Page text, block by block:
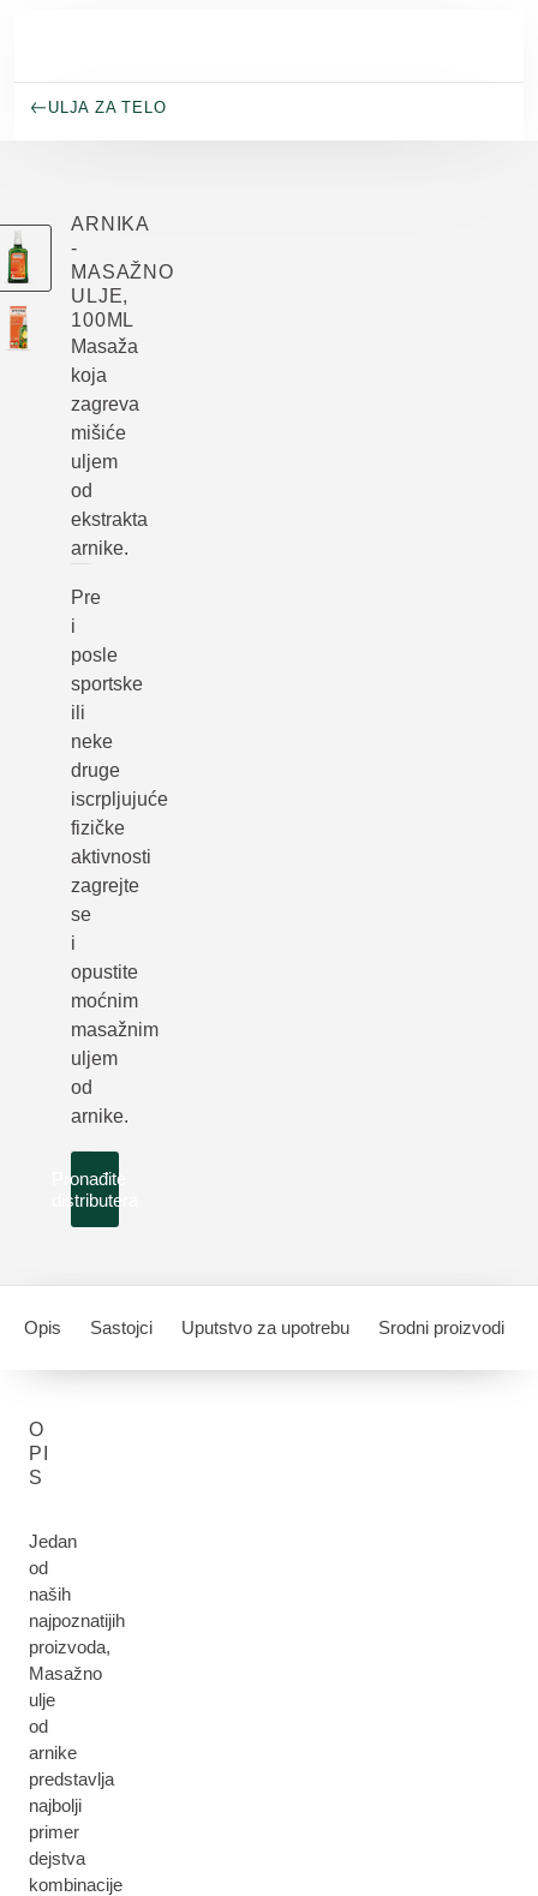
ULJA ZA TELO
ARNIKA
-
MASAŽNO
ULJE,
100ML
Masaža
koja
zagreva
mišiće
uljem
od
ekstrakta
arnike.
Pre
i
posle
sportske
ili
neke
druge
iscrpljujuće
fizičke
aktivnosti
zagrejte
se
i
opustite
moćnim
masažnim
uljem
od
arnike.
Pronađite
distributera
Opis Sastojci Uputstvo za upotrebu Srodni proizvodi
O
PI
S
Jedan
od
naših
najpoznatijih
proizvoda,
Masažno
ulje
od
arnike
predstavlja
najbolji
primer
dejstva
kombinacije